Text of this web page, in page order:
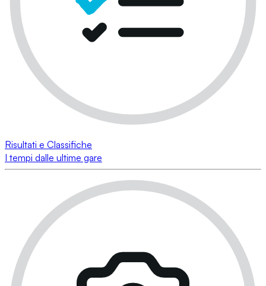
Risultati e Classifiche
I tempi dalle ultime gare